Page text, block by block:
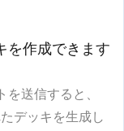
を作成できます
送信すると、
デッキを生成し